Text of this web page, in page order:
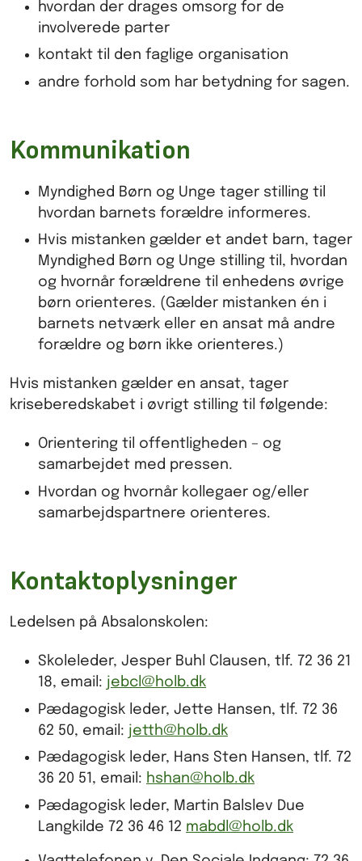
hvordan der drages omsorg for de
involverede parter
kontakt til den faglige organisation
andre forhold som har betydning for sagen.
Kommunikation
Myndighed Børn og Unge tager stilling til
hvordan barnets forældre informeres.
Hvis mistanken gælder et andet barn, tager
Myndighed Børn og Unge stilling til, hvordan
og hvornår forældrene til enhedens øvrige
børn orienteres. (Gælder mistanken én i
barnets netværk eller en ansat må andre
forældre og børn ikke orienteres.)
Hvis mistanken gælder en ansat, tager
kriseberedskabet i øvrigt stilling til følgende:
Orientering til offentligheden – og
samarbejdet med pressen.
Hvordan og hvornår kollegaer og/eller
samarbejdspartnere orienteres.
Kontaktoplysninger
Ledelsen på Absalonskolen:
Skoleleder, Jesper Buhl Clausen, tlf. 72 36 21
18, email: jebcl@holb.dk
Pædagogisk leder, Jette Hansen, tlf. 72 36
62 50, email: jetth@holb.dk
Pædagogisk leder, Hans Sten Hansen, tlf. 72
36 20 51, email: hshan@holb.dk
Pædagogisk leder, Martin Balslev Due
Langkilde 72 36 46 12 mabdl@holb.dk